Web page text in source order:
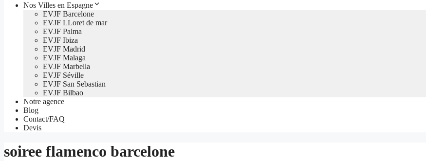
Nos Villes en Espagne
EVJF Barcelone
EVJF LLoret de mar
EVJF Palma
EVJF Ibiza
EVJF Madrid
EVJF Malaga
EVJF Marbella
EVJF Séville
EVJF San Sebastian
EVJF Bilbao
Notre agence
Blog
Contact/FAQ
Devis
soiree flamenco barcelone